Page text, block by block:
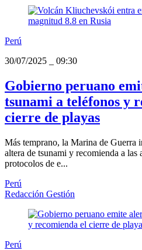
Perú
30/07/2025
09:30
Gobierno peruano
tsunami a teléfonos y
cierre de playas
Más temprano, la Marina de Guerra
altera de tsunami y recomienda a las
protocolos de e...
Perú
Redacción Gestión
Perú